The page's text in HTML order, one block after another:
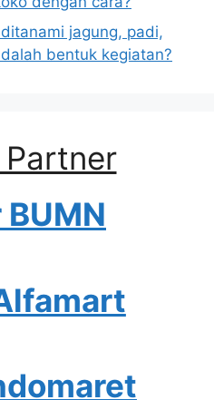
jagung, padi,
bentuk kegiatan?